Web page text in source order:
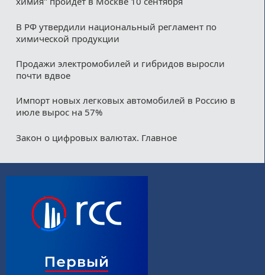
В РФ утвердили национальный регламент по
химической продукции
Продажи электромобилей и гибридов выросли
почти вдвое
Импорт новых легковых автомобилей в Россию в
июле вырос на 57%
Закон о цифровых валютах. Главное